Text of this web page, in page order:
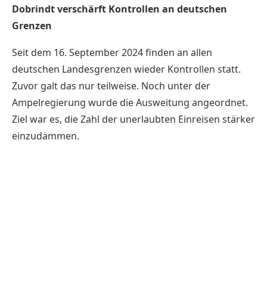
Dobrindt verschärft Kontrollen an deutschen
Grenzen
Seit dem 16. September 2024 finden an allen
deutschen Landesgrenzen wieder Kontrollen statt.
Zuvor galt das nur teilweise. Noch unter der
Ampelregierung wurde die Ausweitung angeordnet.
Ziel war es, die Zahl der unerlaubten Einreisen stärker
einzudämmen.